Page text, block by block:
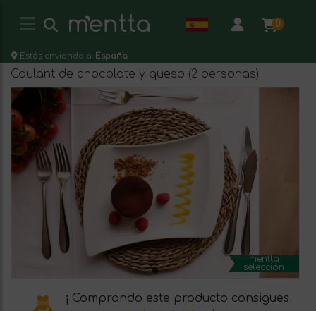
0
Estás enviando a: España
Coulant de chocolate y queso (2 personas)
mentta
selección
¡ Comprando este producto consigues